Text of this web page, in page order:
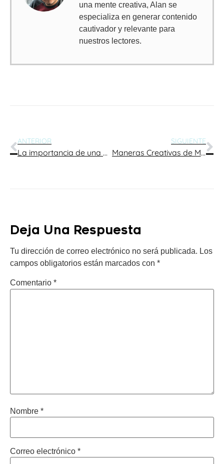
una mente creativa, Alan se
especializa en generar contenido
cautivador y relevante para
nuestros lectores.
ANTERIOR
La importancia de una buena gestión de redes sociales para tu marca
SIGUIENTE
Maneras Creativas de Mostrar tu Producto o Servicio en Redes Sociales
Deja Una Respuesta
Tu dirección de correo electrónico no será publicada. Los
campos obligatorios están marcados con *
Comentario *
Nombre *
Correo electrónico *